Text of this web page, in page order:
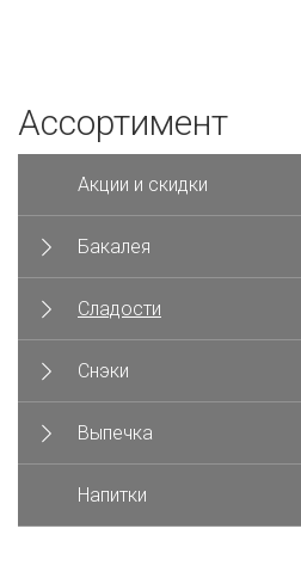
Ассортимент
Акции и скидки
Бакалея
Сладости
Снэки
Выпечка
Напитки